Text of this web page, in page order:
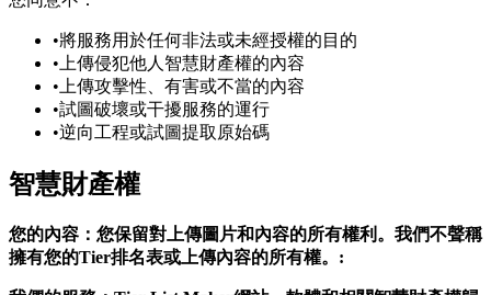
•將服務用於任何非法或未經授權的目的
• 上傳侵犯他人智慧財產權的內容
• 上傳攻擊性、有害或不當的內容
•試圖破壞或干擾服務的運行
•逆向工程或試圖提取原始碼
智慧財產權
您的內容：您保留對上傳圖片和內容的所有權利。我們不聲稱
擁有您的Tier排名表或上傳內容的所有權。: